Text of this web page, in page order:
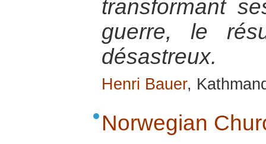
transformant
guerre, le
désastreux.
Henri Bauer,
Norwegian